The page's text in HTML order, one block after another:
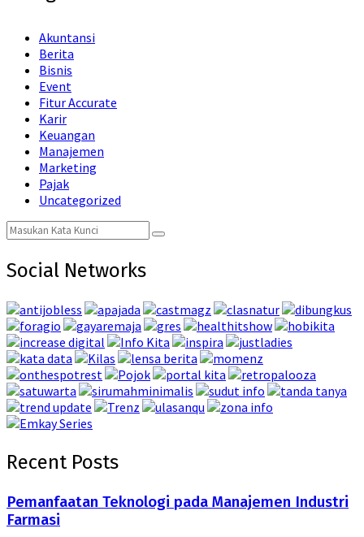
Akuntansi
Berita
Bisnis
Event
Fitur Accurate
Karir
Keuangan
Manajemen
Marketing
Pajak
Uncategorized
Search
for:
Search
Social Networks
Recent Posts
Pemanfaatan Teknologi pada Manajemen Industri
Farmasi